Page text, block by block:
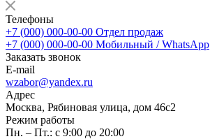
Телефоны
+7 (000) 000-00-00 Отдел продаж
+7 (000) 000-00-00 Мобильный / WhatsApp
Заказать звонок
E-mail
wzabor@yandex.ru
Адрес
Москва, Рябиновая улица, дом 46с2
Режим работы
Пн. – Пт.: с 9:00 до 20:00